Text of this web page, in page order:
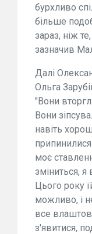
бурхливо
більше
зараз, ніж
зазначив
Далі
Ольга
"Вони
Вони
навіть
моє
зміниться, я
Цього року
можливо, і
все
з'явитися,